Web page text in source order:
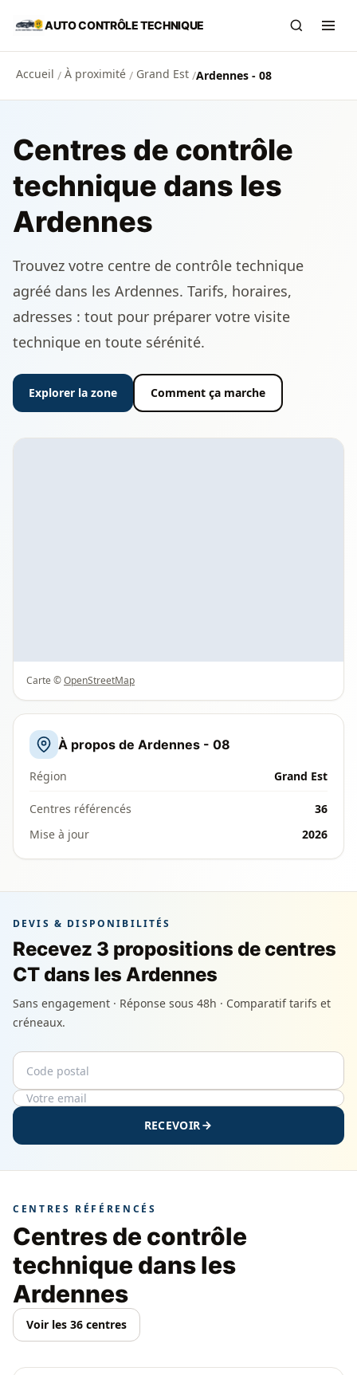
Aller au contenu principal
AUTO CONTRÔLE TECHNIQUE
Accueil / À proximité / Grand Est /Ardennes - 08
Centres de contrôle
technique dans les
Ardennes
Trouvez votre centre de contrôle technique
agréé dans les Ardennes. Tarifs, horaires,
adresses : tout pour préparer votre visite
technique en toute sérénité.
Explorer la zone Comment ça marche
Carte ©OpenStreetMap
À propos de Ardennes - 08
Région Grand Est
Centres référencés
36
Mise à jour
2026
DEVIS & DISPONIBILITÉS
Recevez 3 propositions de centres
CT dans les Ardennes
Sans engagement · Réponse sous 48h · Comparatif tarifs et
créneaux.
Code postal
Email
RECEVOIR
CENTRES RÉFÉRENCÉS
Centres de contrôle
technique dans les
Ardennes
Voir les 36 centres